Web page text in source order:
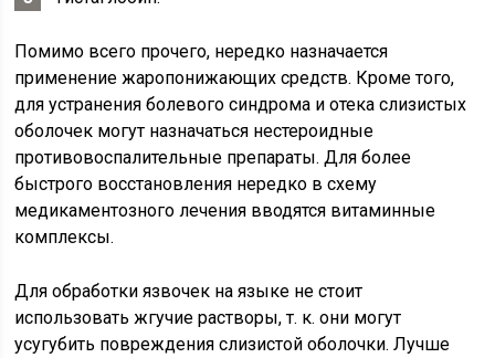
Помимо всего прочего, нередко назначается
применение жаропонижающих средств. Кроме того,
для устранения болевого синдрома и отека слизистых
оболочек могут назначаться нестероидные
противовоспалительные препараты. Для более
быстрого восстановления нередко в схему
медикаментозного лечения вводятся витаминные
комплексы.
Для обработки язвочек на языке не стоит
использовать жгучие растворы, т. к. они могут
усугубить повреждения слизистой оболочки. Лучше